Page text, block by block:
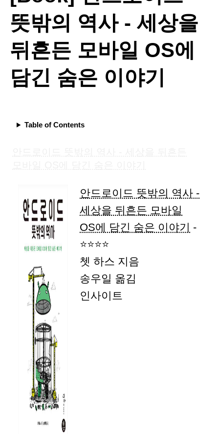
뜻밖의 역사 - 세상을
뒤흔든 모바일 OS에
담긴 숨은 이야기
Table of Contents
안드로이드 뜻밖의 역사 -
세상을 뒤흔든 모바일
OS에 담긴 숨은 이야기 -
⭐⭐⭐⭐
쳇 하스 지음
송우일 옮김
인사이트